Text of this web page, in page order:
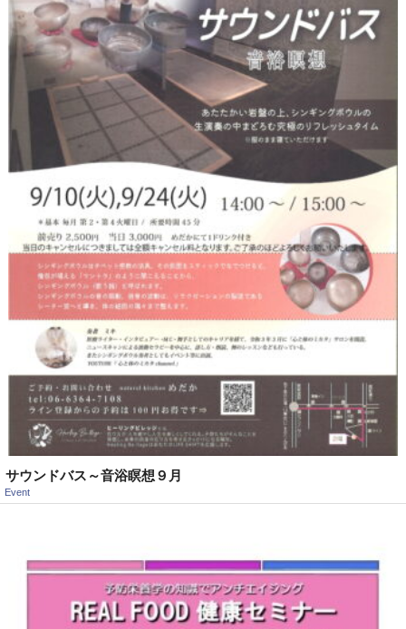
サウンドバス～音浴瞑想９月
Event